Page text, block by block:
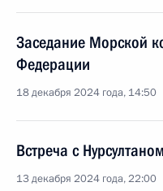
Заседание Морской
Федерации
18 декабря 2024 года, 14:50
Встреча с
13 декабря 2024 года, 22:00